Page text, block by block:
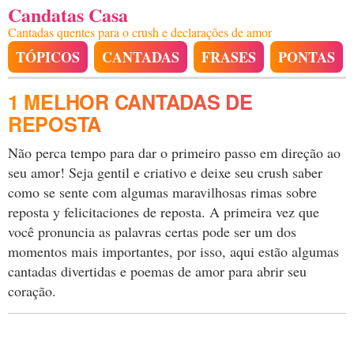
Candatas Casa
Cantadas quentes para o crush e declarações de amor
TÓPICOS CANTADAS FRASES PONTAS
1 MELHOR CANTADAS DE
REPOSTA
Não perca tempo para dar o primeiro passo em direção ao
seu amor! Seja gentil e criativo e deixe seu crush saber
como se sente com algumas maravilhosas rimas sobre
reposta y felicitaciones de reposta. A primeira vez que
você pronuncia as palavras certas pode ser um dos
momentos mais importantes, por isso, aqui estão algumas
cantadas divertidas e poemas de amor para abrir seu
coração.